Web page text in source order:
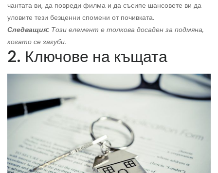
чантата ви, да повреди филма и да съсипе шансовете ви да
уловите тези безценни спомени от почивката.
Следващия: Този елемент е толкова досаден за подмяна,
когато се загуби.
2. Ключове на къщата